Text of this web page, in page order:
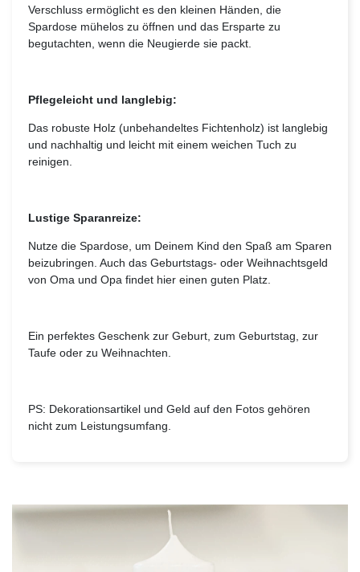
Verschluss ermöglicht es den kleinen Händen, die
Spardose mühelos zu öffnen und das Ersparte zu
begutachten, wenn die Neugierde sie packt.
Pflegeleicht und langlebig:
Das robuste Holz (unbehandeltes Fichtenholz) ist langlebig
und nachhaltig und leicht mit einem weichen Tuch zu
reinigen.
Lustige Sparanreize:
Nutze die Spardose, um Deinem Kind den Spaß am Sparen
beizubringen. Auch das Geburtstags- oder Weihnachtsgeld
von Oma und Opa findet hier einen guten Platz.
Ein perfektes Geschenk zur Geburt, zum Geburtstag, zur
Taufe oder zu Weihnachten.
PS: Dekorationsartikel und Geld auf den Fotos gehören
nicht zum Leistungsumfang.